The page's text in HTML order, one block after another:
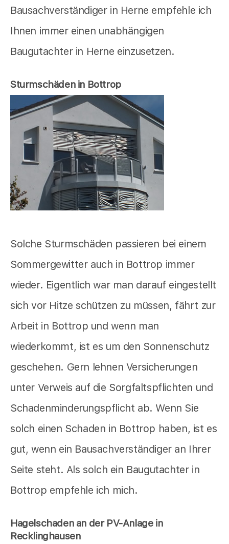
Bausachverständiger in Herne empfehle ich
Ihnen immer einen unabhängigen
Baugutachter in Herne einzusetzen.
Sturmschäden in Bottrop
Solche Sturmschäden passieren bei einem
Sommergewitter auch in Bottrop immer
wieder. Eigentlich war man darauf eingestellt
sich vor Hitze schützen zu müssen, fährt zur
Arbeit in Bottrop und wenn man
wiederkommt, ist es um den Sonnenschutz
geschehen. Gern lehnen Versicherungen
unter Verweis auf die Sorgfaltspflichten und
Schadenminderungspflicht ab. Wenn Sie
solch einen Schaden in Bottrop haben, ist es
gut, wenn ein Bausachverständiger an Ihrer
Seite steht. Als solch ein Baugutachter in
Bottrop empfehle ich mich.
Hagelschaden an der PV-Anlage in
Recklinghausen